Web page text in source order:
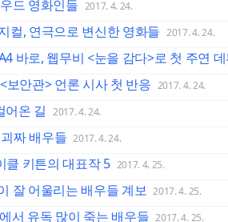
드 영화인들 2017. 4. 24.
컬, 연극으로 변신한 영화들 2017. 4. 24.
바로, 웹무비 <눈을 감다>로 첫 주연 데
보안관> 언론 시사 첫 반응 2017. 4. 24.
어온 길 2017. 4. 24.
짜 배우들 2017. 4. 24.
클 키튼의 대표작 5 2017. 4. 25.
잘 어울리는 배우들 계보 2017. 4. 25.
서 유독 많이 죽는 배우들 2017. 4. 25.